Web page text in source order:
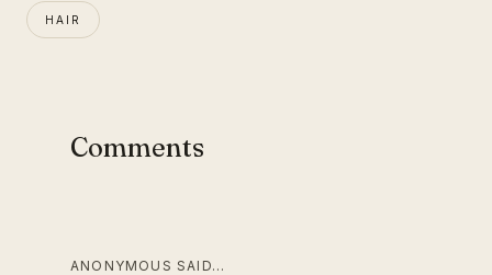
HAIR
Comments
ANONYMOUS SAID…